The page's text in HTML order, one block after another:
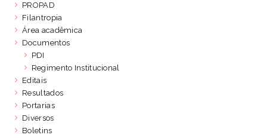
PROPAD
Filantropia
Área acadêmica
Documentos
PDI
Regimento Institucional
Editais
Resultados
Portarias
Diversos
Boletins